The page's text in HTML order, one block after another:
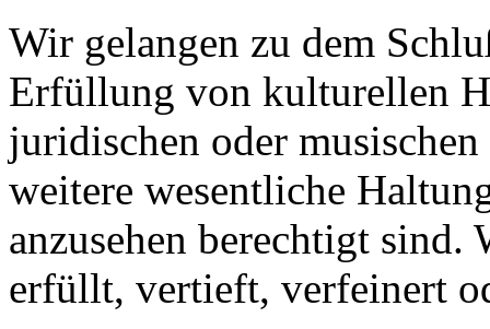
Wir gelangen zu dem
Erfüllung von kulturellen
juridischen oder
weitere wesentliche
anzusehen berechtigt
erfüllt, vertieft, verfeinert